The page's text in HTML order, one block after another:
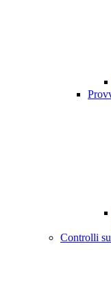
Controlli